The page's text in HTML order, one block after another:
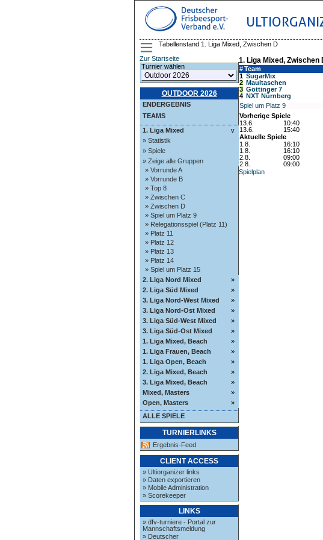
Tabellenstand 1. Liga Mixed, Zwischen D
Zur Startseite
Turnier wählen
OUTDOOR 2026
ENDERGEBNIS
TEAMS
1. Liga Mixed
v
» Statistik
» Spiele
» Zeige alle Gruppen
» Vorrunde A
» Vorrunde B
» Top 8
» Zwischen C
» Zwischen D
» Spiel um Platz 9
» Relegationsspiel (Platz 11)
» Platz 11
» Platz 12
» Platz 13
» Platz 14
» Spiel um Platz 15
2. Liga Nord Mixed
»
2. Liga Süd Mixed
»
3. Liga Nord-West Mixed
»
3. Liga Nord-Ost Mixed
»
3. Liga Süd-West Mixed
»
3. Liga Süd-Ost Mixed
»
1. Liga Mixed, Beach
»
1. Liga Frauen, Beach
»
1. Liga Open, Beach
»
2. Liga Mixed, Beach
»
3. Liga Mixed, Beach
»
Mixed, Masters
»
Open, Masters
»
ALLE SPIELE
TURNIERLINKS
Ergebnis-Feed
CLIENT ACCESS
» Ultiorganizer links
» Daten exportieren
» Mobile Administration
» Scorekeeper
LINKS
» dfv-turniere - Portal zur
Mannschaftsmeldung
» Deutscher
1. Liga Mixed, Zwischen
#Team
1 SugarMix
2 Maultaschen
3 Göttinger 7
4 NXT Nürnberg
Spiel um Platz 9
Vorherige Spiele
13.6.
10:40
13.6.
15:40
Aktuelle Spiele
1.8.
16:10
1.8.
16:10
2.8.
09:00
2.8.
09:00
Spielplan